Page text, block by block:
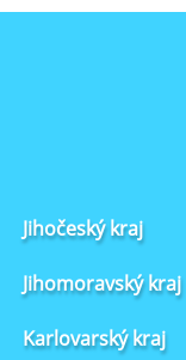
Jihočeský kraj
Jihomoravský kraj
Karlovarský kraj